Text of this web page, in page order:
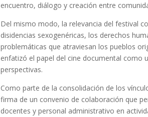
encuentro, diálogo y creación entre
Del mismo modo, la relevancia del festival
disidencias sexogenéricas, los derechos
problemáticas que atraviesan los pueblos
enfatizó el papel del cine documental como
perspectivas.
Como parte de la consolidación de los
firma de un convenio de colaboración que
docentes y personal administrativo en